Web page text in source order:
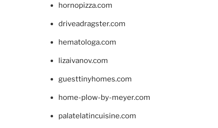
hornopizza.com
driveadragster.com
hematologa.com
lizaivanov.com
guesttinyhomes.com
home-plow-by-meyer.com
palatelatincuisine.com